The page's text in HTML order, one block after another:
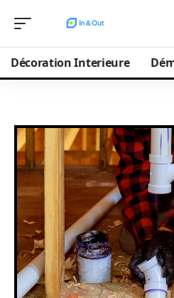
Décoration Interieure